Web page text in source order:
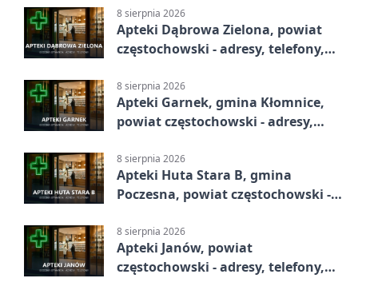
8 sierpnia 2026
Apteki Dąbrowa Zielona, powiat
częstochowski - adresy, telefony,
8 sierpnia 2026
Apteki Garnek, gmina Kłomnice,
powiat częstochowski - adresy,
8 sierpnia 2026
Apteki Huta Stara B, gmina
Poczesna, powiat częstochowski -
8 sierpnia 2026
Apteki Janów, powiat
częstochowski - adresy, telefony,